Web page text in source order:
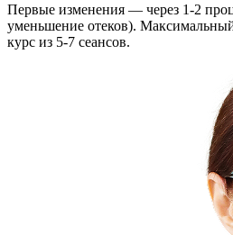
Первые изменения — через 1-2
уменьшение отеков). Максимальный
курс из 5-7 сеансов.